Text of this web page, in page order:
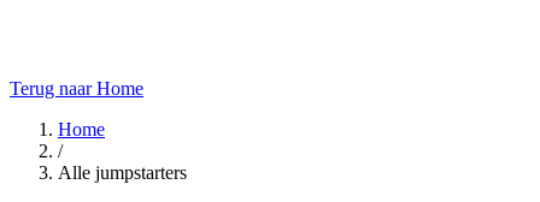
Terug naar Home
Home
/
Alle jumpstarters